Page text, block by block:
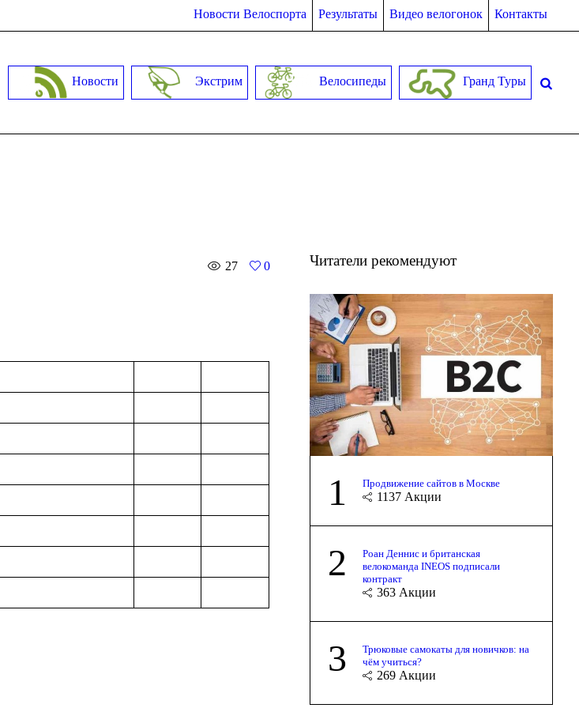
Новости Велоспорта Результаты Видео велогонок Контакты
Новости Экстрим Велосипеды Гранд Туры
27
0
Читатели рекомендуют
1 Продвижение сайтов в Москве
1137 Акции
2
Роан Деннис и британская
велокоманда INEOS подписали
контракт
363 Акции
3
Трюковые самокаты для новичков: на
чём учиться?
269 Акции